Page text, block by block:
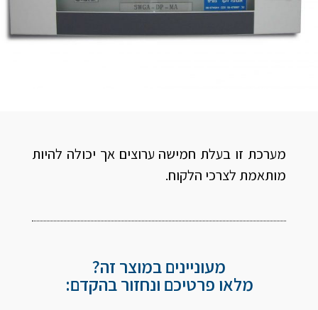
מערכת זו בעלת חמישה ערוצים אך יכולה להיות
מותאמת לצרכי הלקוח.
מעוניינים במוצר זה?
מלאו פרטיכם ונחזור בהקדם: